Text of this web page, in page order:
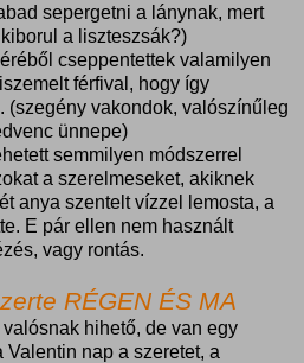
sepergetni a lánynak, mert
a liszteszsák?)
cseppentettek valamilyen
férfival, hogy így
(szegény vakondok, valószínűleg
ünnepe)
semmilyen módszerrel
a szerelmeseket, akiknek
anya szentelt vízzel lemosta, a
E pár ellen nem használt
vagy rontás.
RÉGEN ÉS MA
hihető, de van egy
nap a szeretet, a